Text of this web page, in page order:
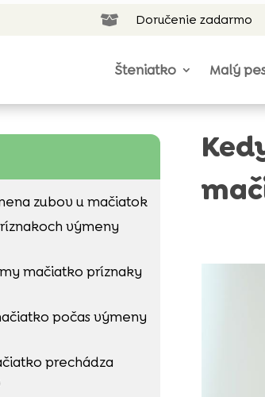
 Doručenie zadarmo
Šteniatko Malý
zubov u mačiatok
výmeny
mačiatko príznaky
počas výmeny
prechádza